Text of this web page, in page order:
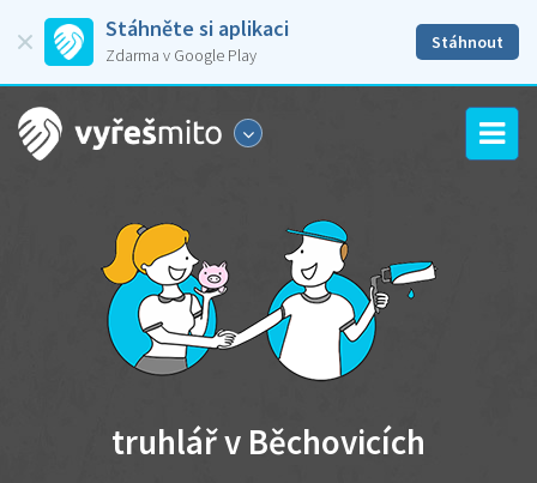
Stáhněte si aplikaci
Zdarma v Google Play
Stáhnout
truhlář v Běchovicích